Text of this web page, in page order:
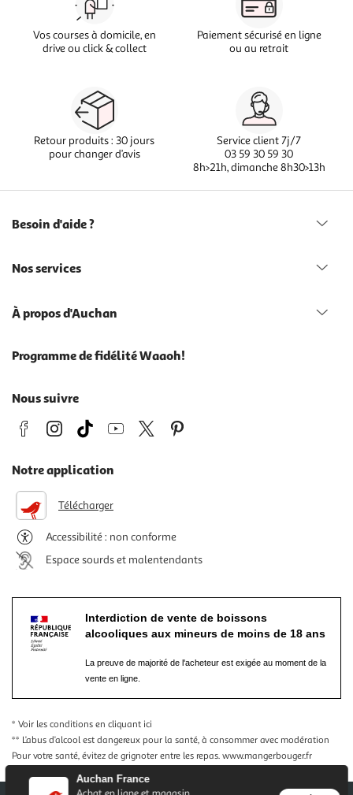
Auchan France
Vos courses à domicile, en
drive ou click & collect
Paiement sécurisé en ligne
ou au retrait
Retour produits : 30 jours
pour changer d’avis
Service client 7j/7
03 59 30 59 30
8h>21h, dimanche 8h30>13h
Besoin d'aide ?
Nos services
À propos d'Auchan
Programme de fidélité Waaoh!
Nous suivre
Notre application
Télécharger
Accessibilité : non conforme
Espace sourds et malentendants
Interdiction de vente de boissons
alcooliques aux mineurs de moins de 18 ans
La preuve de majorité de l'acheteur est exigée au moment de la
vente en ligne.
* Voir les conditions en cliquant ici
** L’abus d’alcool est dangereux pour la santé, à consommer avec modération
Pour votre santé, évitez de grignoter entre les repas. www.mangerbouger.fr